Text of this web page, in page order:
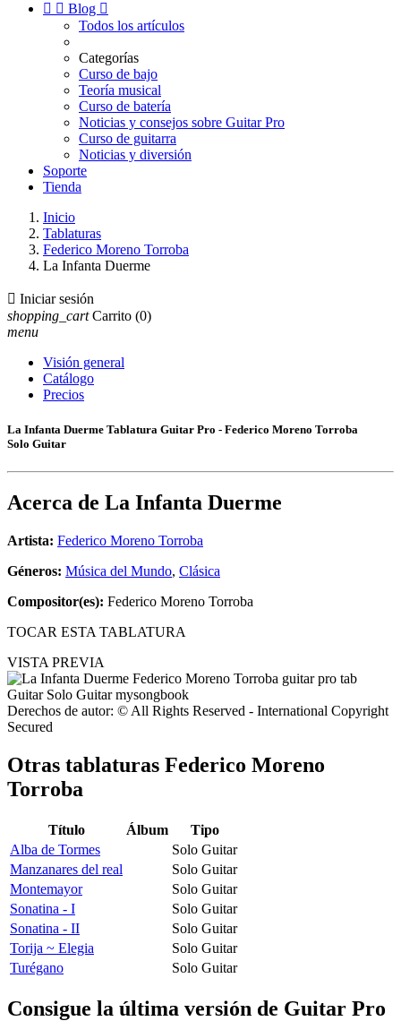
  Blog 
Todos los artículos
Categorías
Curso de bajo
Teoría musical
Curso de batería
Noticias y consejos sobre Guitar Pro
Curso de guitarra
Noticias y diversión
Soporte
Tienda
Inicio
Tablaturas
Federico Moreno Torroba
La Infanta Duerme
 Iniciar sesión
shopping_cart Carrito (0)
menu
Visión general
Catálogo
Precios
La Infanta Duerme Tablatura Guitar Pro - Federico Moreno Torroba
Solo Guitar
Acerca de La Infanta Duerme
Artista: Federico Moreno Torroba
Géneros: Música del Mundo, Clásica
Compositor(es): Federico Moreno Torroba
TOCAR ESTA TABLATURA
VISTA PREVIA
Derechos de autor: © All Rights Reserved - International Copyright
Secured
Otras tablaturas Federico Moreno
Torroba
Título Álbum
Tipo
Alba de Tormes
Solo Guitar
Manzanares del real
Solo Guitar
Montemayor
Solo Guitar
Sonatina - I
Solo Guitar
Sonatina - II
Solo Guitar
Torija ~ Elegia
Solo Guitar
Turégano
Solo Guitar
Consigue la última versión de Guitar Pro